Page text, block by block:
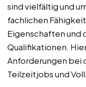
sind vielfältig und
fachlichen
Eigenschaften und
Qualifikationen.
Anforderungen bei
Teilzeitjobs und